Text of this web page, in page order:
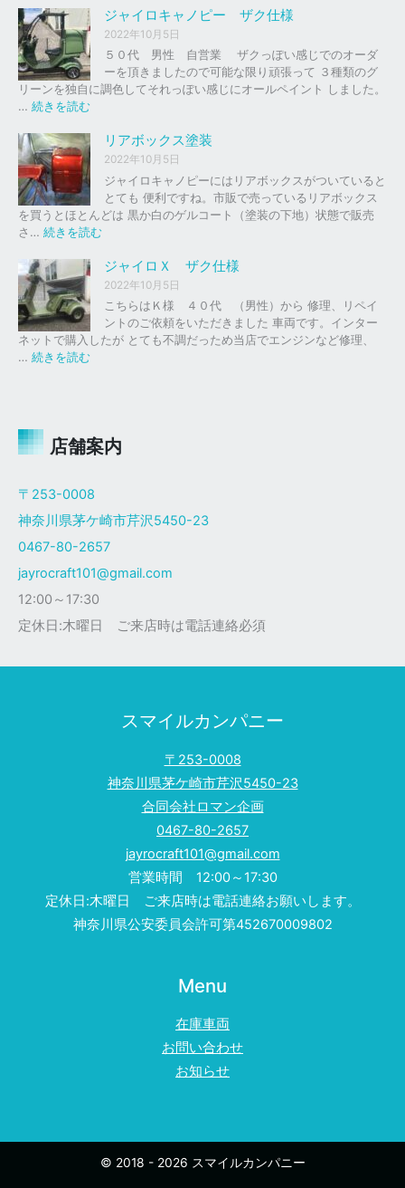
イ
ク
車
下
、
買
取
を
は
ま
し
た
。
ャ
イ
ロ
ッ
ド
ッ
ド
ジャイロキャノピー ザク仕様
2022年10月5日
５０代 男性 自営業 ザクっぽい感じでのオーダ
ーを頂きましたので可能な限り頑張って ３種類のグ
リーンを独自に調色してそれっぽい感じにオールペイント しました。
… 続きを読む
イ
ロ
キ
ャ
ノ
ピ
ー
ザ
ク
仕
様
リアボックス塗装
2022年10月5日
ジャイロキャノピーにはリアボックスがついていると
とても 便利ですね。市販で売っているリアボックス
を買うとほとんどは 黒か白のゲルコート（塗装の下地）状態で販売
さ… 続きを読む
ア
ボ
ッ
ク
ス
ジャイロＸ ザク仕様
2022年10月5日
こちらはＫ様 ４０代 （男性）から 修理、リペイ
ントのご依頼をいただきました 車両です。インター
ネットで購入したが とても不調だっため当店でエンジンなど修理、
… 続きを読む
Ｘ
ク
様
店舗案内
〒253-0008
神奈川県茅ケ崎市芹沢5450-23
0467-80-2657
jayrocraft101@gmail.com
12:00～17:30
定休日:木曜日 ご来店時は電話連絡必須
スマイルカンパニー
〒253-0008
神奈川県茅ケ崎市芹沢5450-23
合同会社ロマン企画
0467-80-2657
jayrocraft101@gmail.com
営業時間 12:00～17:30
定休日:木曜日 ご来店時は電話連絡お願いします。
神奈川県公安委員会許可第452670009802
Menu
在庫車両
お問い合わせ
お知らせ
© 2018 - 2026 スマイルカンパニー